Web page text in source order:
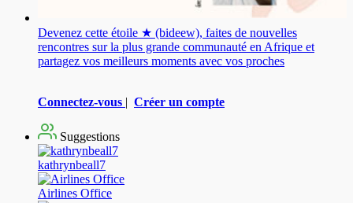
Devenez cette étoile ★ (bideew), faites de nouvelles
rencontres sur la plus grande communauté en Afrique et
partagez vos meilleurs moments avec vos proches
Connectez-vous | Créer un compte
Suggestions
kathrynbeall7
Airlines Office